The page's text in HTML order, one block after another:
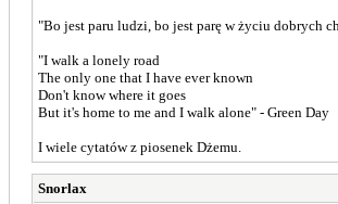
"Bo jest paru ludzi, bo jest parę w życiu dobrych
"I walk a lonely road
The only one that I have ever known
Don't know where it goes
But it's home to me and I walk alone" - Green Day
I wiele cytatów z piosenek Dżemu.
Snorlax